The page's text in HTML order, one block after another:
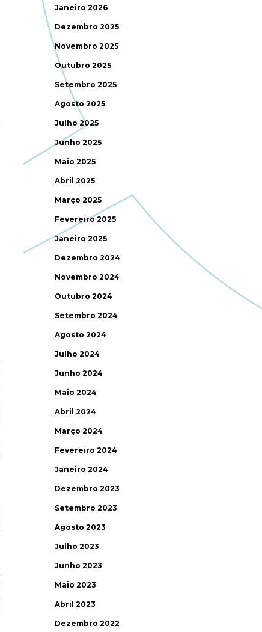
Janeiro 2026
Dezembro 2025
Novembro 2025
Outubro 2025
Setembro 2025
Agosto 2025
Julho 2025
Junho 2025
Maio 2025
Abril 2025
Março 2025
Fevereiro 2025
Janeiro 2025
Dezembro 2024
Novembro 2024
Outubro 2024
Setembro 2024
Agosto 2024
Julho 2024
Junho 2024
Maio 2024
Abril 2024
Março 2024
Fevereiro 2024
Janeiro 2024
Dezembro 2023
Setembro 2023
Agosto 2023
Julho 2023
Junho 2023
Maio 2023
Abril 2023
Dezembro 2022